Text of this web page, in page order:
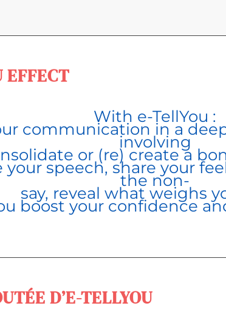
EFFECT
With e-TellYou :
communication in a
involving
or (re) create a
your speech, share your
the non-
say, reveal what weighs
boost your confidence
D’E-TELLYOU